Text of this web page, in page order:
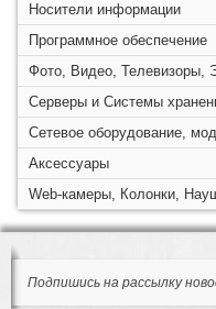
Носители информации
Программное обеспечение
Фото, Видео, Телевизоры,
Серверы и Системы
Сетевое оборудование,
Аксессуары
Web-камеры, Колонки,
Подпишись на рассылку